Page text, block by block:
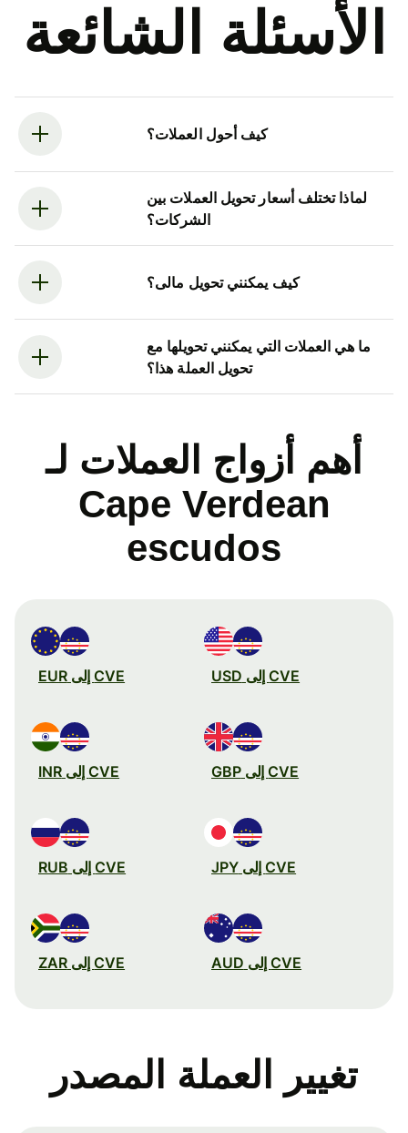
الأسئلة الشائعة
كيف أحول العملات؟
لماذا تختلف أسعار تحويل العملات بين
الشركات؟
كيف يمكنني تحويل مالى؟
ما هي العملات التي يمكنني تحويلها مع
تحويل العملة هذا؟
أهم أزواج العملات لـ
Cape Verdean
escudos
CVE إلى USD CVE إلى EUR
CVE إلى GBP CVE إلى INR
CVE إلى JPY CVE إلى RUB
CVE إلى AUD CVE إلى ZAR
تغيير العملة المصدر